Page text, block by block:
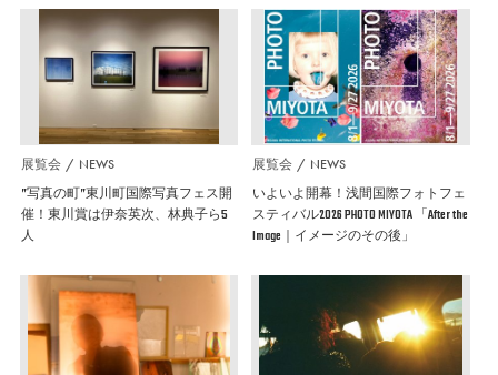
展覧会 NEWS
”写真の町”東川町国際写真フェス開
催！東川賞は伊奈英次、林典子ら5
人
展覧会 NEWS
いよいよ開幕！浅間国際フォトフェ
スティバル2026 PHOTO MIYOTA 「After the
Image｜イメージのその後」